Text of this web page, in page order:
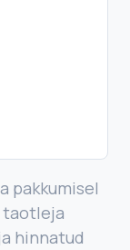
pakkumisel
taotleja
hinnatud